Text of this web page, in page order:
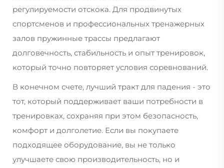
регулируемости отскока. Для продвинутых
спортсменов и профессиональных тренажерных
залов пружинные трассы предлагают
долговечность, стабильность и опыт тренировок,
который точно повторяет условия соревнований.
В конечном счете, лучший тракт для падения - это
тот, который поддерживает ваши потребности в
тренировках, сохраняя при этом безопасность,
комфорт и долголетие. Если вы покупаете
подходящее оборудование, вы не только
улучшаете свою производительность, но и